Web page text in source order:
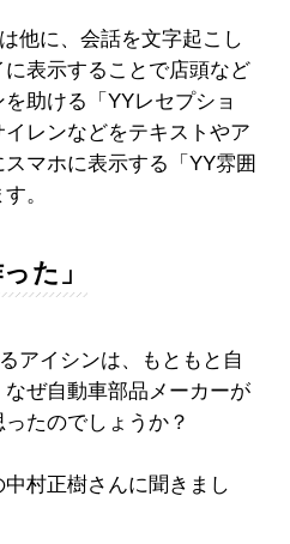
他に、会話を文字起こし
表示することで店頭など
助ける「YYレセプショ
レンなどをテキストやア
マホに表示する「YY雰囲
。
た」
アイシンは、もともと自
ぜ自動車部品メーカーが
たのでしょうか？
村正樹さんに聞きまし